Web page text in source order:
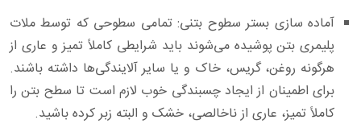
آماده ‌سازی بستر سطوح بتنی:تمامی سطوحی که توسط ملات
پلیمری بتن پوشیده می‌شوند باید شرایطی کاملاً تمیز و عاری از
هرگونه روغن، گریس، خاک و یا سایر آلایندگی‌ها داشته باشند.
برای اطمینان از ایجاد چسبندگی خوب لازم است تا سطح بتن را
کاملاً تمیز، عاری از ناخالصی، خشک و البته زبر کرده باشید.